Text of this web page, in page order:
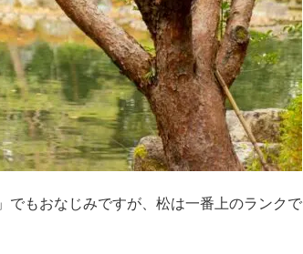
でもおなじみですが、松は一番上のランクで